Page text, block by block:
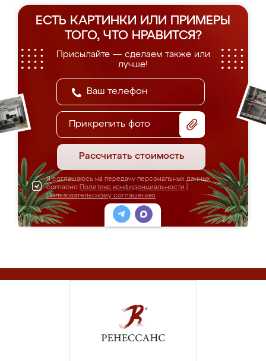
ЕСТЬ КАРТИНКИ ИЛИ ПРИМЕРЫ
ТОГО, ЧТО НРАВИТСЯ?
Присылайте — сделаем также или
лучше!
Прикрепить фото
Рассчитать стоимость
Я соглашаюсь на передачу персональных данных
согласно Политике конфиденциальности
Пользовательскому соглашению